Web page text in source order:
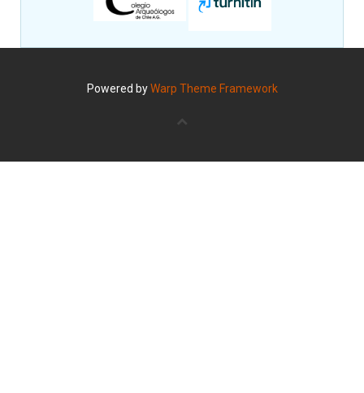
Powered byWarp Theme Framework